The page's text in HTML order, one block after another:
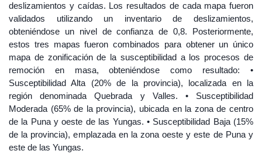
deslizamientos y caídas. Los resultados de cada mapa fueron
validados utilizando un inventario de deslizamientos,
obteniéndose un nivel de confianza de 0,8. Posteriormente,
estos tres mapas fueron combinados para obtener un único
mapa de zonificación de la susceptibilidad a los procesos de
remoción en masa, obteniéndose como resultado: •
Susceptibilidad Alta (20% de la provincia), localizada en la
región denominada Quebrada y Valles. • Susceptibilidad
Moderada (65% de la provincia), ubicada en la zona de centro
de la Puna y oeste de las Yungas. • Susceptibilidad Baja (15%
de la provincia), emplazada en la zona oeste y este de Puna y
este de las Yungas.